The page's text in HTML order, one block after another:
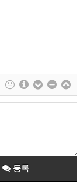
등록